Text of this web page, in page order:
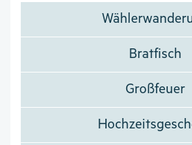
Bratfisch
Großfeuer